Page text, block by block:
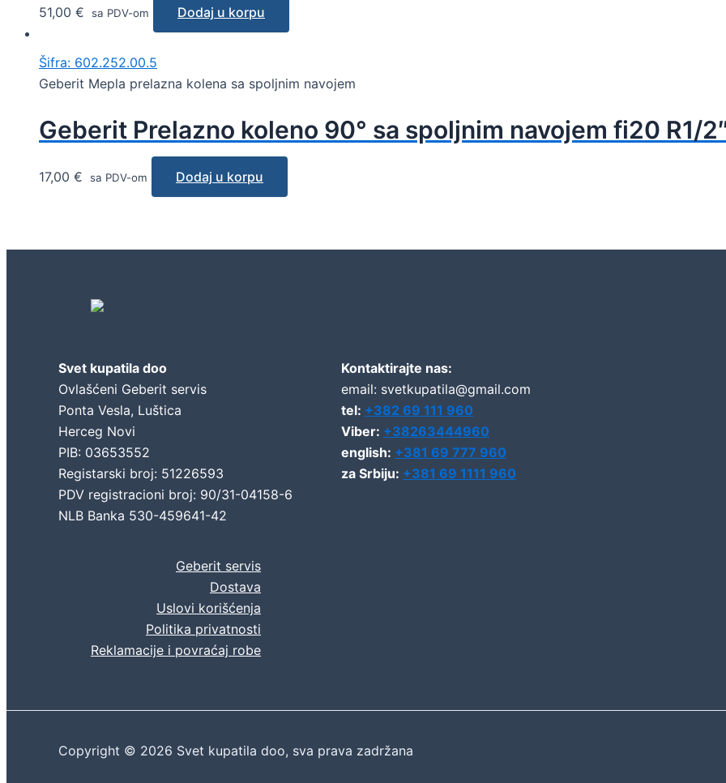
51,00 € sa PDV-om Dodaj u korpu
Šifra: 602.252.00.5
Geberit Mepla prelazna kolena sa spoljnim navojem
Geberit Prelazno koleno 90° sa spoljnim navojem fi20 R1/
17,00 € sa PDV-om Dodaj u korpu
Svet kupatila doo
Ovlašćeni Geberit servis
Ponta Vesla, Luštica
Herceg Novi
PIB: 03653552
Registarski broj: 51226593
PDV registracioni broj: 90/31-04158-6
NLB Banka 530-459641-42
Kontaktirajte nas:
email: svetkupatila@gmail.com
tel: +382 69 111 960
Viber: +38263444960
english: +381 69 777 960
za Srbiju: +381 69 1111 960
Geberit servis
Dostava
Uslovi korišćenja
Politika privatnosti
Reklamacije i povraćaj robe
Copyright © 2026 Svet kupatila doo, sva prava zadržana